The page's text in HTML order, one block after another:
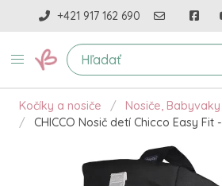
+421 917 162 690
Kočíky a nosiče Nosiče, Babyvaky
CHICCO Nosič detí Chicco Easy Fit